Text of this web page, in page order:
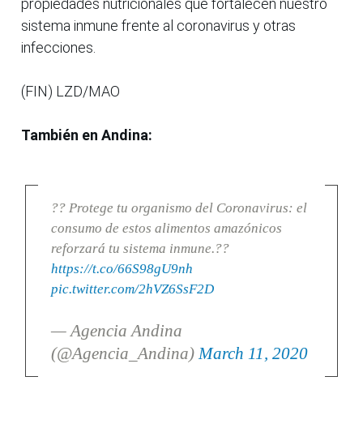
propiedades nutricionales que fortalecen nuestro
sistema inmune frente al coronavirus y otras
infecciones.
(FIN) LZD/MAO
También en Andina:
?? Protege tu organismo del Coronavirus: el
consumo de estos alimentos amazónicos
reforzará tu sistema inmune.??
https://t.co/66S98gU9nh
pic.twitter.com/2hVZ6SsF2D
— Agencia Andina
(@Agencia_Andina) March 11, 2020